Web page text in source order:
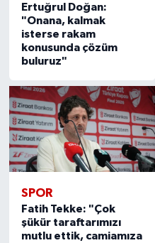
Ertuğrul Doğan:
"Onana, kalmak
isterse rakam
konusunda çözüm
buluruz"
SPOR
Fatih Tekke: "Çok
şükür taraftarımızı
mutlu ettik, camiamıza